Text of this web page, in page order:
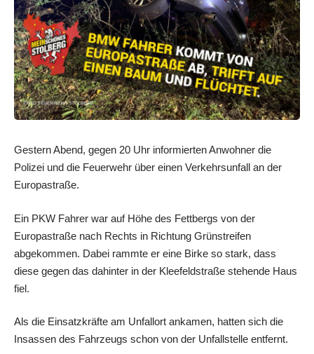
Gestern Abend, gegen 20 Uhr informierten Anwohner die
Polizei und die Feuerwehr über einen Verkehrsunfall an der
Europastraße.
Ein PKW Fahrer war auf Höhe des Fettbergs von der
Europastraße nach Rechts in Richtung Grünstreifen
abgekommen. Dabei rammte er eine Birke so stark, dass
diese gegen das dahinter in der Kleefeldstraße stehende Haus
fiel.
Als die Einsatzkräfte am Unfallort ankamen, hatten sich die
Insassen des Fahrzeugs schon von der Unfallstelle entfernt.